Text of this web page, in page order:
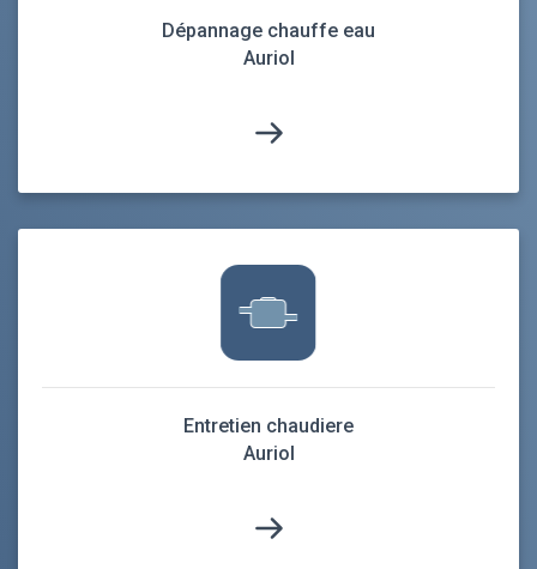
Dépannage chauffe eau
Auriol
Entretien chaudiere
Auriol